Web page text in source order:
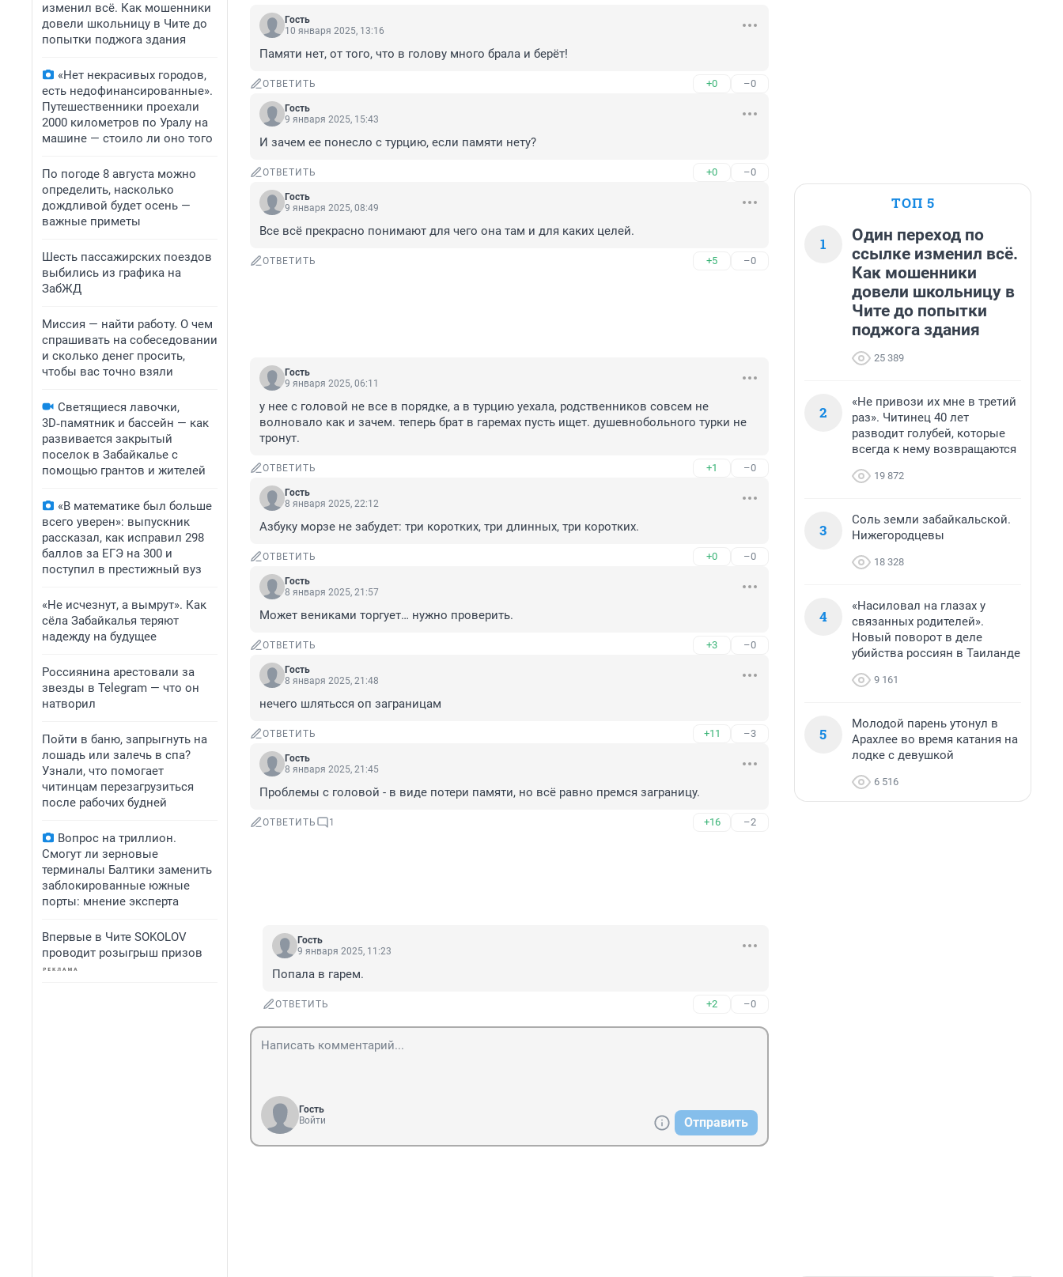
изменил всё. Как мошенники
довели школьницу в Чите до
попытки поджога здания
«Нет некрасивых городов,
есть недофинансированные».
Путешественники проехали
2000 километров по Уралу на
машине — стоило ли оно того
По погоде 8 августа можно
определить, насколько
дождливой будет осень —
важные приметы
Шесть пассажирских поездов
выбились из графика на
ЗабЖД
Миссия — найти работу. О чем
спрашивать на собеседовании
и сколько денег просить,
чтобы вас точно взяли
Светящиеся лавочки,
3D‑памятник и бассейн — как
развивается закрытый
поселок в Забайкалье с
помощью грантов и жителей
«В математике был больше
всего уверен»: выпускник
рассказал, как исправил 298
баллов за ЕГЭ на 300 и
поступил в престижный вуз
«Не исчезнут, а вымрут». Как
сёла Забайкалья теряют
надежду на будущее
Россиянина арестовали за
звезды в Telegram — что он
натворил
Пойти в баню, запрыгнуть на
лошадь или залечь в спа?
Узнали, что помогает
читинцам перезагрузиться
после рабочих будней
Вопрос на триллион.
Смогут ли зерновые
терминалы Балтики заменить
заблокированные южные
порты: мнение эксперта
Впервые в Чите SOKOLOV
проводит розыгрыш призов
Гость
10 января 2025, 13:16
Памяти нет, от того, что в голову много брала и берёт!
ОТВЕТИТЬ +0 –0
Гость
9 января 2025, 15:43
И зачем ее понесло с турцию, если памяти нету?
ОТВЕТИТЬ +0 –0
Гость
9 января 2025, 08:49
Все всё прекрасно понимают для чего она там и для каких целей.
ОТВЕТИТЬ +5 –0
Гость
9 января 2025, 06:11
у нее с головой не все в порядке, а в турцию уехала, родственников совсем не
волновало как и зачем. теперь брат в гаремах пусть ищет. душевнобольного турки не
тронут.
ОТВЕТИТЬ +1 –0
Гость
8 января 2025, 22:12
Азбуку морзе не забудет: три коротких, три длинных, три коротких.
ОТВЕТИТЬ +0 –0
Гость
8 января 2025, 21:57
Может вениками торгует… нужно проверить.
ОТВЕТИТЬ +3 –0
Гость
8 января 2025, 21:48
нечего шлятьсся оп заграницам
ОТВЕТИТЬ +11 –3
Гость
8 января 2025, 21:45
Проблемы с головой - в виде потери памяти, но всё равно премся заграницу.
ОТВЕТИТЬ 1 +16 –2
Гость
9 января 2025, 11:23
Попала в гарем.
ОТВЕТИТЬ +2 –0
Гость
Войти
Отправить
ТОП 5
1
Один переход по
ссылке изменил всё.
Как мошенники
довели школьницу в
Чите до попытки
поджога здания
25 389
2
«Не привози их мне в третий
раз». Читинец 40 лет
разводит голубей, которые
всегда к нему возвращаются
19 872
3
Соль земли забайкальской.
Нижегородцевы
18 328
4
«Насиловал на глазах у
связанных родителей».
Новый поворот в деле
убийства россиян в Таиланде
9 161
5
Молодой парень утонул в
Арахлее во время катания на
лодке с девушкой
6 516